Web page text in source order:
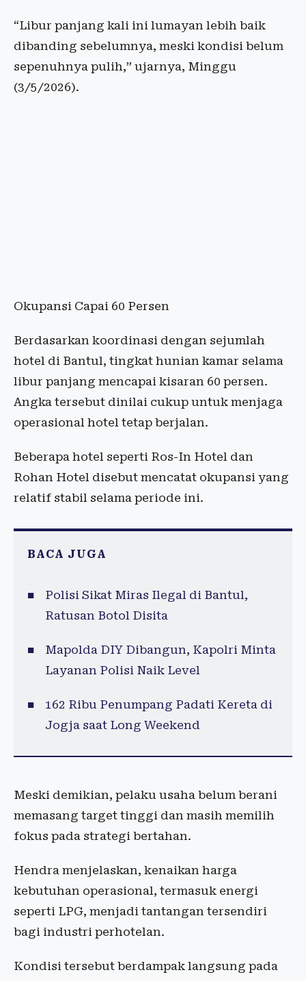
“Libur panjang kali ini lumayan lebih baik
dibanding sebelumnya, meski kondisi belum
sepenuhnya pulih,” ujarnya, Minggu
(3/5/2026).
Okupansi Capai 60 Persen
Berdasarkan koordinasi dengan sejumlah
hotel di Bantul, tingkat hunian kamar selama
libur panjang mencapai kisaran 60 persen.
Angka tersebut dinilai cukup untuk menjaga
operasional hotel tetap berjalan.
Beberapa hotel seperti Ros-In Hotel dan
Rohan Hotel disebut mencatat okupansi yang
relatif stabil selama periode ini.
BACA JUGA
Polisi Sikat Miras Ilegal di Bantul,
Ratusan Botol Disita
Mapolda DIY Dibangun, Kapolri Minta
Layanan Polisi Naik Level
162 Ribu Penumpang Padati Kereta di
Jogja saat Long Weekend
Meski demikian, pelaku usaha belum berani
memasang target tinggi dan masih memilih
fokus pada strategi bertahan.
Hendra menjelaskan, kenaikan harga
kebutuhan operasional, termasuk energi
seperti LPG, menjadi tantangan tersendiri
bagi industri perhotelan.
Kondisi tersebut berdampak langsung pada